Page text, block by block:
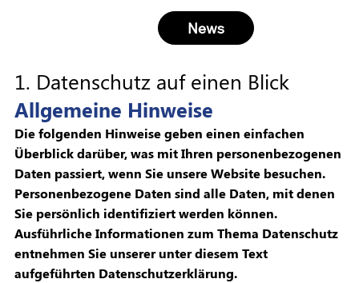
News
1. Datenschutz auf einen Blick
Allgemeine Hinweise
Die folgenden Hinweise geben einen einfachen
Überblick darüber, was mit Ihren personenbezogenen
Daten passiert, wenn Sie unsere Website besuchen.
Personenbezogene Daten sind alle Daten, mit denen
Sie persönlich identifiziert werden können.
Ausführliche Informationen zum Thema Datenschutz
entnehmen Sie unserer unter diesem Text
aufgeführten Datenschutzerklärung.